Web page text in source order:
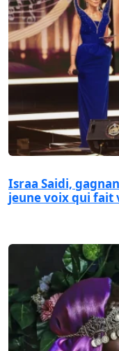
Israa Saidi,
jeune voix qui fait